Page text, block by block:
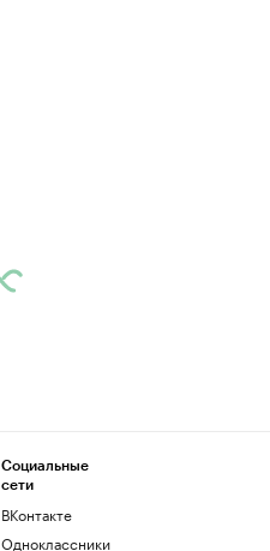
Социальные
сети
ВКонтакте
Одноклассники